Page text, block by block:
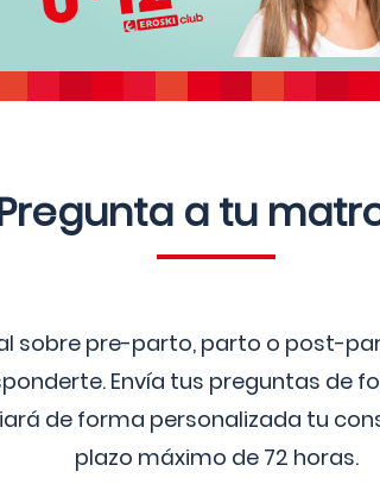
a tu
sobre pre-parto, parto o post-
Envía tus preguntas de
de forma personalizada tu
plazo máximo de 72 horas.